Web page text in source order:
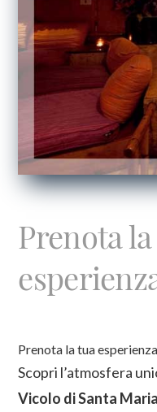
Prenota
Prenota la tua
Scopri l’atmosfera
Vicolo di Santa